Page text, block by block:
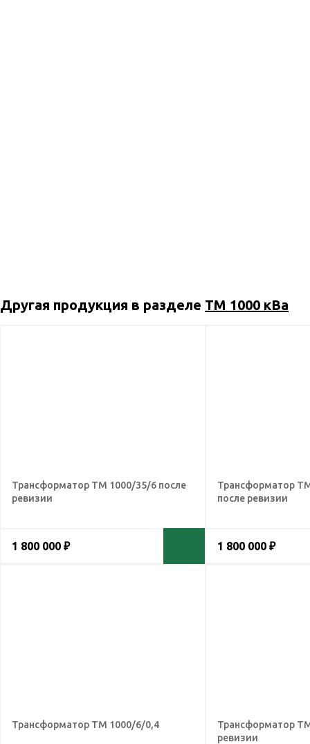
Другая продукция в разделе ТМ 1000 кВа
Трансформатор ТМ 1000/35/6 после
ревизии
1 800 000 ₽
Трансформатор
после ревизии
1 800 000 ₽
Трансформатор ТМ 1000/6/0,4
Трансформатор
ревизии